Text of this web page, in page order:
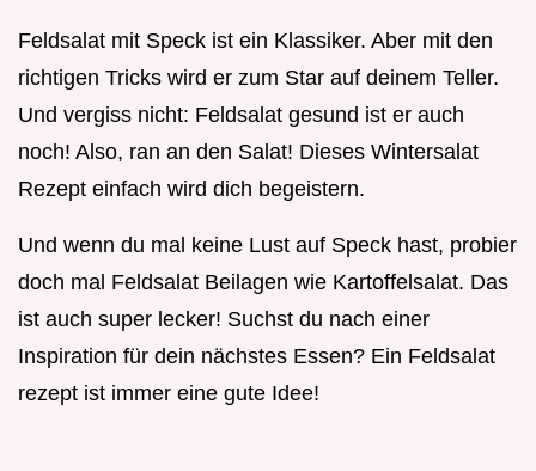
Feldsalat mit Speck ist ein Klassiker. Aber mit den
richtigen Tricks wird er zum Star auf deinem Teller.
Und vergiss nicht: Feldsalat gesund ist er auch
noch! Also, ran an den Salat! Dieses Wintersalat
Rezept einfach wird dich begeistern.
Und wenn du mal keine Lust auf Speck hast, probier
doch mal Feldsalat Beilagen wie Kartoffelsalat. Das
ist auch super lecker! Suchst du nach einer
Inspiration für dein nächstes Essen? Ein Feldsalat
rezept ist immer eine gute Idee!